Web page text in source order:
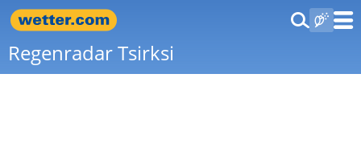
Regenradar Tsirksi